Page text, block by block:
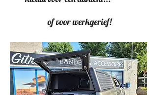
of voor werkgerief!